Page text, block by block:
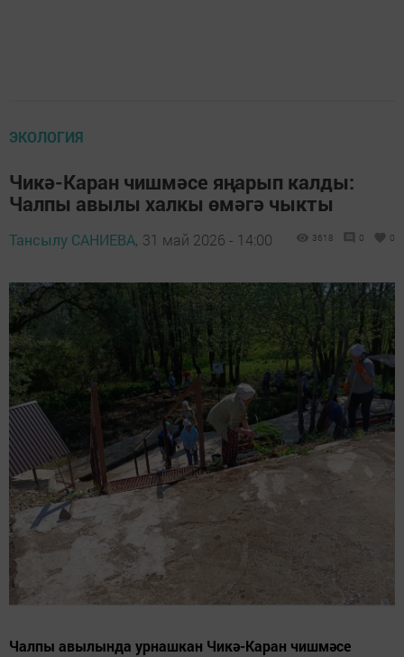
ЭКОЛОГИЯ
Чикә-Каран чишмәсе яңарып калды:
Чалпы авылы халкы өмәгә чыкты
Тансылу САНИЕВА, 31 май 2026 - 14:00 3618 0 0
Чалпы авылында урнашкан Чикә-Каран чишмәсе